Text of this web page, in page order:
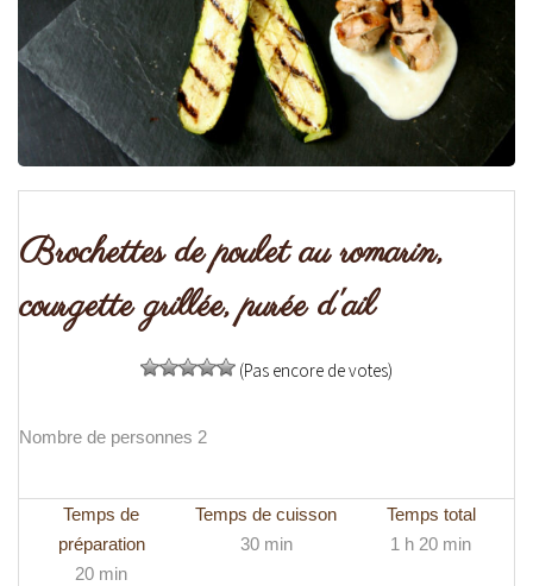
Brochettes de poulet au romarin,
courgette grillée, purée d'ail
(Pas encore de votes)
Nombre de personnes 2
Temps de
préparation
20 min
Temps de cuisson
30 min
Temps total
1 h 20 min